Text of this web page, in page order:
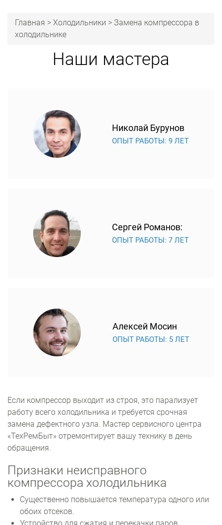
Главная > Холодильники > Замена компрессора в
холодильнике
Наши мастера
Николай Бурунов
ОПЫТ РАБОТЫ: 9 ЛЕТ
Сергей Романов:
ОПЫТ РАБОТЫ: 7 ЛЕТ
Алексей Мосин
ОПЫТ РАБОТЫ: 5 ЛЕТ
Если компрессор выходит из строя, это парализует
работу всего холодильника и требуется срочная
замена дефектного узла. Мастер сервисного центра
«ТехРемБыт» отремонтирует вашу технику в день
обращения.
Признаки неисправного
компрессора холодильника
Существенно повышается температура одного или
обоих отсеков.